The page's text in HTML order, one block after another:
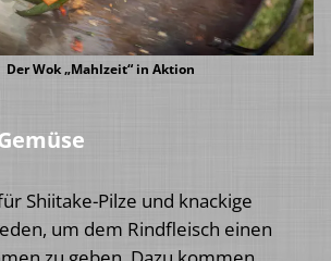
Der Wok „Mahlzeit“ in Aktion
Shiitake-Pilze und knackige
um dem Rindfleisch einen